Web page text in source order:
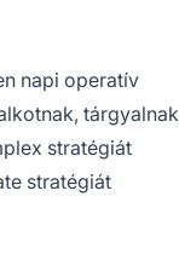
napi operatív
tárgyalnak
stratégiát
stratégiát